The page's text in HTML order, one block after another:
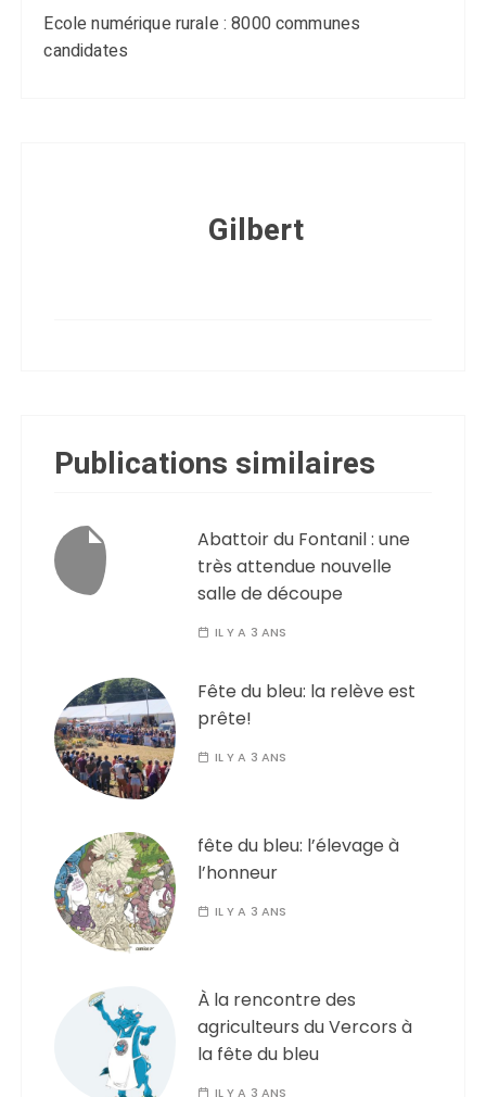
Ecole numérique rurale : 8000 communes
candidates
Gilbert
Publications similaires
Abattoir du Fontanil : une
très attendue nouvelle
salle de découpe
IL Y A 3 ANS
Fête du bleu: la relève est
prête!
IL Y A 3 ANS
fête du bleu: l’élevage à
l’honneur
IL Y A 3 ANS
À la rencontre des
agriculteurs du Vercors à
la fête du bleu
IL Y A 3 ANS